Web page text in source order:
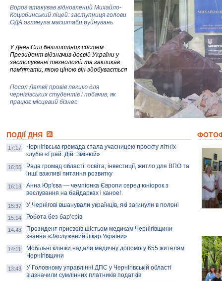
Ворог атакував відновлений Михайло-
Коцюбинський ліцей: заступниця голови
ОДА оглянула масштаби руйнувань
У День Сил безпілотних систем
Президент відзначив досвід України у
застосуванні технологій та закликав
пам'ятати, якою ціною він здобувається
Посол Латвії провів лекцію для
чернігівських студентів і побачив, як
працює місцевий бізнес
колекцію про війну, емоції та тварин
AB InBev Efes Україна підтримала
навчальний проєкт "Молодіжна бізнес-
школа", спрямований на розвиток
підприємництва у Чернігівській області
Золота тварина: видання Forbes
написало про чернігівця Патрона: хто і
скільки на ньому заробляє? І куди
витрачають?
ПОДІЇ ДНЯ
17:17
Чернігівська громада стала учасницею проєкту літніх
клубів «Грай. Дій. Змінюй»
16:55
Рада громад області: освіта, інвестиції, житло для ВПО та
інші важливі питання розвитку
16:13
Анна Юр'єва — чемпіонка Європи серед юніорок з
веслування на байдарках і каное!
15:37 У Чернігові вшанували українців, які загинули в полоні
15:14 Робота без бар’єрів
14:43
Президент присвоїв шістьом медикам Чернігівщини
звання «Заслужений лікар України»
14:11
Мобільні клініки надали медичну допомогу 655 жителям
Чернігівщини
13:43
У Головному управлінні ДПС у Чернігівській області
відзначили сумлінних платників податків